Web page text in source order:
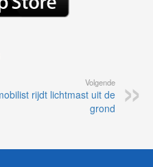
Volgende
rijdt lichtmast uit de
grond